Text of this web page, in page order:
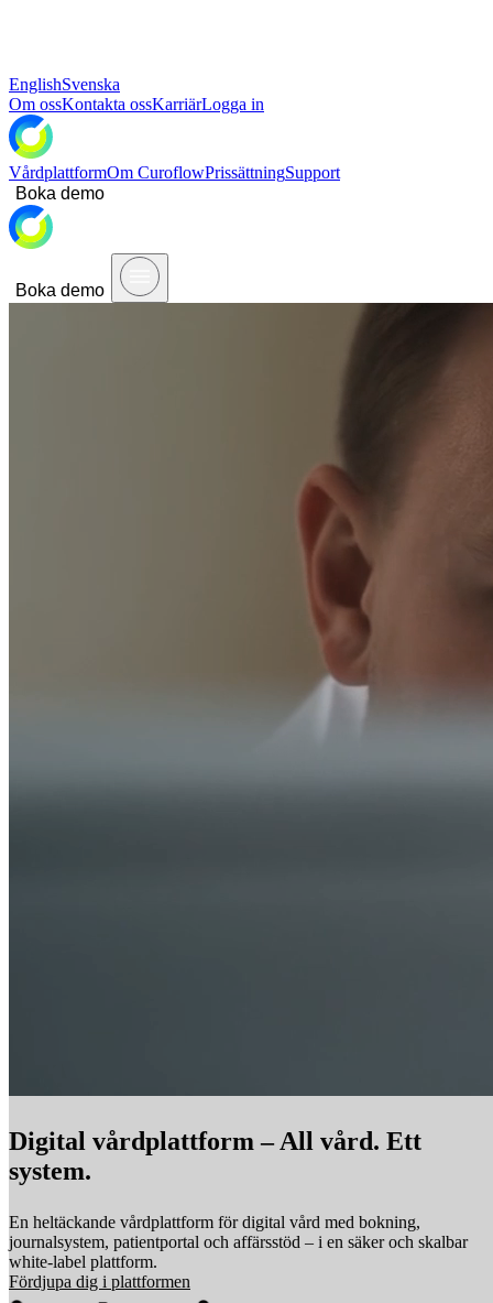
EnglishSvenska
Om ossKontakta ossKarriärLogga in
VårdplattformOm CuroflowPrissättningSupport
Boka demo
Boka demo
Digital vårdplattform – All vård. Ett
system.
En heltäckande vårdplattform för digital vård med bokning,
journalsystem, patientportal och affärsstöd – i en säker och skalbar
white-label plattform.
Fördjupa dig i plattformen